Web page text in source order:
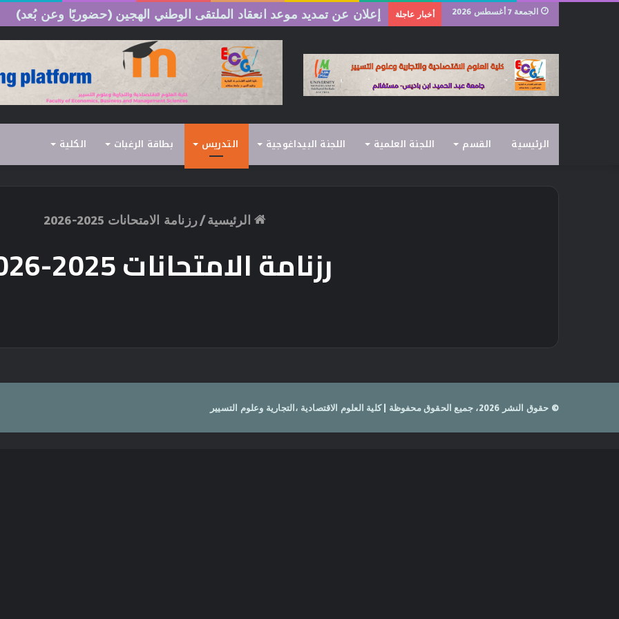
الجمعة 7 أغسطس 2026 أخبار عاجلة إعلان عن تمديد موعد انعقاد الملتقى الوطني الهجين (حضوريًا وعن بُعد)
الرئيسية القسم اللجنة العلمية اللجنة البيداغوجية التدريس بطاقة الرغبات الكلية
الرئيسية/رزنامة الامتحانات 2025-2026
رزنامة الامتحانات 2025-2026
© حقوق النشر 2026، جميع الحقوق محفوظة | كلية العلوم الاقتصادية ،التجارية وعلوم التسيير